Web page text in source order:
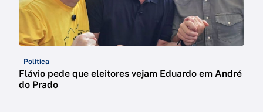
Política
Flávio pede que eleitores vejam Eduardo em André
do Prado